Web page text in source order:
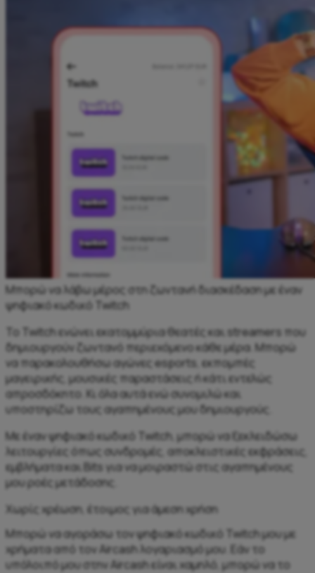
Μπορώ να λάβω μέρος στη ζωντανή διασκέδαση με έναν
ψηφιακό κωδικό Twitch
Το Twitch ενώνει εκατομμύρια θεατές και streamers που
δημιουργούν ζωντανό περιεχόμενο κάθε μέρα. Μπορώ
να παρακολουθήσω αγώνες esports, εκπομπές
μαγειρικής, μουσικές παραστάσεις ή κάτι εντελώς
απροσδόκητο. Κι όλα αυτά ενώ συνομιλώ και
υποστηρίζω τους αγαπημένους μου δημιουργούς.
Με έναν ψηφιακό κωδικό Twitch, μπορώ να ξεκλειδώσω
λειτουργίες όπως συνδρομές, αποκλειστικές εκφράσεις,
εμβλήματα και Bits για να μοιραστώ στις αγαπημένους
μου ροές μετάδοσης.
Χωρίς χρέωση, έτοιμος για άμεση χρήση
Μπορώ να αγοράσω τον ψηφιακό κωδικό Twitch μου με
χρήματα από τον Aircash λογαριασμό μου. Εάν το
υπόλοιπό μου στην Aircash είναι χαμηλό, μπορώ να το